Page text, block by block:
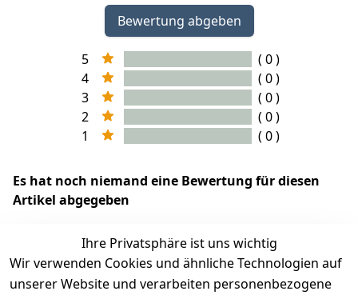
Bewertung abgeben
5
( 0 )
4
( 0 )
3
( 0 )
2
( 0 )
1
( 0 )
Es hat noch niemand eine Bewertung für diesen
Artikel abgegeben
EU-Verantwortliche Person - klicken Sie für Details
Ihre Privatsphäre ist uns wichtig
Wir verwenden Cookies und ähnliche Technologien auf
unserer Website und verarbeiten personenbezogene